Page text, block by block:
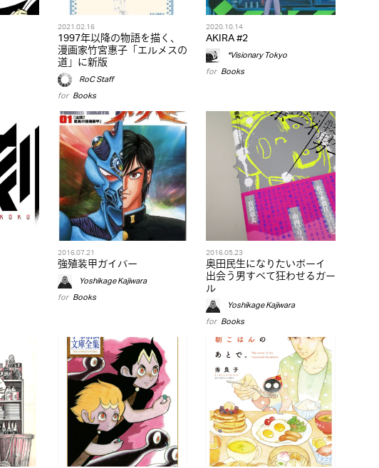
2021.02.16
1997年以降の物語を描く、
漫画家竹宮惠子「エルメスの
道」に新版
RoC Staff
for Books
2020.10.14
AKIRA #2
*Visionary Tokyo
for Books
2016.07.21
強殖装甲ガイバー
Yoshikage Kajiwara
for Books
2016.05.23
奥田民生になりたいボーイ
出会う男すべて狂わせるガー
ル
Yoshikage Kajiwara
for Books